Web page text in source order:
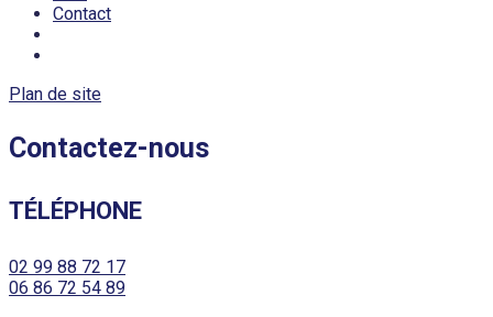
Contact
Plan de site
Contactez-nous
TÉLÉPHONE
02 99 88 72 17
06 86 72 54 89